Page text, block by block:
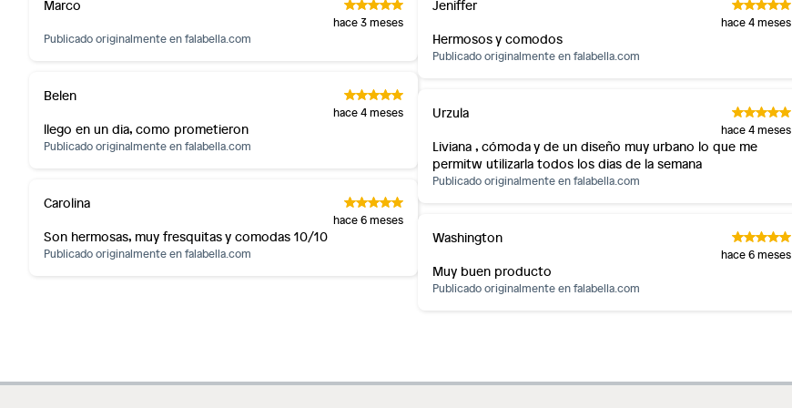
Productos perecibles como alimentos, bebidas, medicamentos, suplementos alimenticios, vitaminas.
Productos digitales (descarga inmediata).
Por motivos de salubridad, la ropa interior inferior y ropas de baño con señales de uso, sin empaques, etiquetas o
Alimentos, bebidas, fórmulas y leches para bebés.
Productos hechos a medida.
Pinturas de color a pedido.
Productos que hayan sido previamente instalados.
Motocicletas y bicicletas motorizadas.
Licores y cigarros electrónicos.
Marco
hace 3 meses
Publicado originalmente enfalabella.com
Belen
hace 4 meses
llego en un dia, como prometieron
Publicado originalmente enfalabella.com
Carolina
hace 6 meses
Son hermosas, muy fresquitas y comodas 10/10
Publicado originalmente enfalabella.com
Jeniffer
hace 4 meses
Hermosos y comodos
Publicado originalmente enfalabella.com
Urzula
hace 4 meses
Liviana , cómoda y de un diseño muy urbano lo que me
permitw utilizarla todos los dias de la semana
Publicado originalmente enfalabella.com
Washington
hace 6 meses
Muy buen producto
Publicado originalmente enfalabella.com